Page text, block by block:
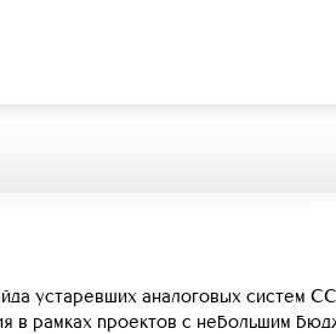
устаревших аналоговых систем
в рамках проектов с небольшим